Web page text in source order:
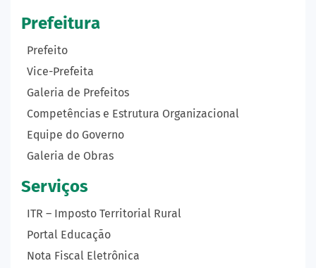
Prefeitura
Prefeito
Vice-Prefeita
Galeria de Prefeitos
Competências e Estrutura Organizacional
Equipe do Governo
Galeria de Obras
Serviços
ITR – Imposto Territorial Rural
Portal Educação
Nota Fiscal Eletrônica